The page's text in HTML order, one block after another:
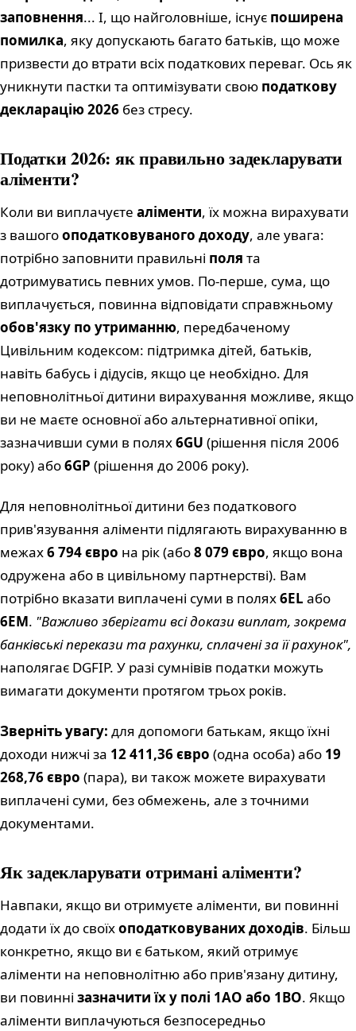
заповнення... І, що найголовніше, існує поширена
помилка, яку допускають багато батьків, що може
призвести до втрати всіх податкових переваг. Ось як
уникнути пастки та оптимізувати свою податкову
декларацію 2026 без стресу.
Податки 2026: як правильно задекларувати
аліменти?
Коли ви виплачуєте аліменти, їх можна вирахувати
з вашогооподатковуваного доходу, але увага:
потрібно заповнити правильні поля та
дотримуватись певних умов. По-перше, сума, що
виплачується, повинна відповідати справжньому
обов'язку по утриманню, передбаченому
Цивільним кодексом: підтримка дітей, батьків,
навіть бабусь і дідусів, якщо це необхідно. Для
неповнолітньої дитини вирахування можливе, якщо
ви не маєте основної або альтернативної опіки,
зазначивши суми в полях6GU (рішення після 2006
року) або6GP (рішення до 2006 року).
Для неповнолітньої дитини без податкового
прив'язування аліменти підлягають вирахуванню в
межах6 794 євро на рік (або8 079 євро, якщо вона
одружена або в цивільному партнерстві). Вам
потрібно вказати виплачені суми в полях6EL або
6EM. "Важливо зберігати всі докази виплат, зокрема
банківські перекази та рахунки, сплачені за її рахунок",
наполягає DGFIP. У разі сумнівів податки можуть
вимагати документи протягом трьох років.
Зверніть увагу: для допомоги батькам, якщо їхні
доходи нижчі за 12 411,36 євро (одна особа) або 19
268,76 євро (пара), ви також можете вирахувати
виплачені суми, без обмежень, але з точними
документами.
Як задекларувати отримані аліменти?
Навпаки, якщо ви отримуєте аліменти, ви повинні
додати їх до своїхоподатковуваних доходів. Більш
конкретно, якщо ви є батьком, який отримує
аліменти на неповнолітню або прив'язану дитину,
ви повинні зазначити їх у полі 1AO або 1BO. Якщо
аліменти виплачуються безпосередньо